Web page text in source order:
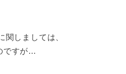
しましては、
ですが…